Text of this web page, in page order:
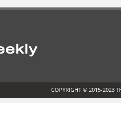
COPYRIGHT © 2015-2023